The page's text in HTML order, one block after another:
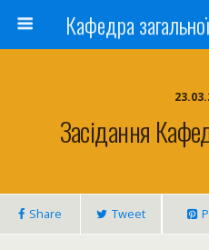
Засідання
Share Tweet